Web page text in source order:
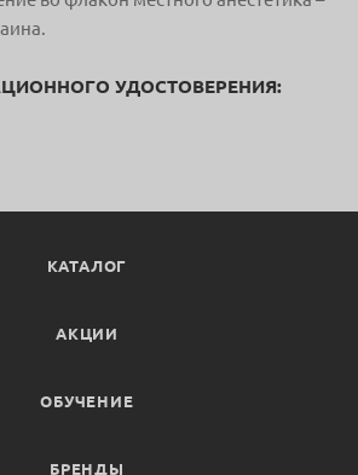
УДОСТОВЕРЕНИЯ:
КАТАЛОГ
АКЦИИ
ОБУЧЕНИЕ
БРЕНДЫ